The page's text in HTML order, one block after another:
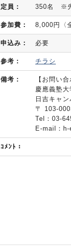
定員： 350名 ※先
参加費： 8,000円〈
申込み： 必要
参考： チラシ
備考：
【お問い
慶應義塾
日吉キャ
〒 103-
Tel：03-
E-mail：
ｺﾒﾝﾄ：